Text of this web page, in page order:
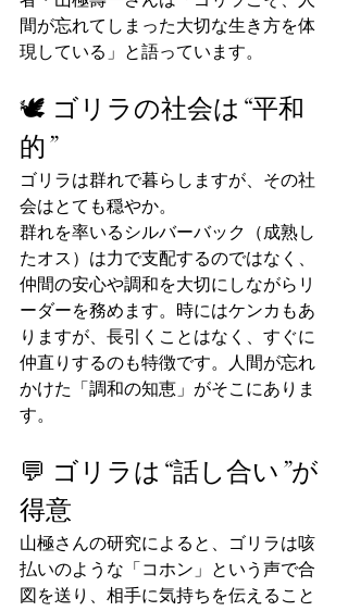
間が忘れてしまった大切な生き方を体
現している」と語っています。
🕊 ゴリラの社会は“平和
的”
ゴリラは群れで暮らしますが、その社
会はとても穏やか。
群れを率いるシルバーバック（成熟し
たオス）は力で支配するのではなく、
仲間の安心や調和を大切にしながらリ
ーダーを務めます。時にはケンカもあ
りますが、長引くことはなく、すぐに
仲直りするのも特徴です。人間が忘れ
かけた「調和の知恵」がそこにありま
す。
💬 ゴリラは“話し合い”が
得意
山極さんの研究によると、ゴリラは咳
払いのような「コホン」という声で合
図を送り、相手に気持ちを伝えること